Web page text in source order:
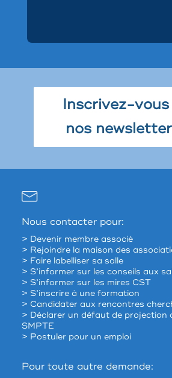
Inscrivez-vous
nos
Nous contacter pour:
> Devenir membre associé
> Rejoindre la maison des
> Faire labelliser sa salle
> S’informer sur les conseils aux
> S’informer sur les mires CST
> S’inscrire à une formation
> Candidater aux rencontres
> Déclarer un défaut de projection
SMPTE
> Postuler pour un emploi
Pour toute autre demande: